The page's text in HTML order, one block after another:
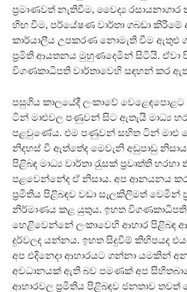
ප‍්‍රමාණවත් නැතිවීම, වෛද්‍ය
හිඟ වීම, පර්යේෂණ වාර්තා ගබඩා කිරීමේ
කාර්යාලීය උපකරණ නොමැති වීම ඇතුළු
ප‍්‍රමිති ආයතනය මුහුණදෙමින් සිටියි. ඒවා
විගණකාධිපති වාර්තාවෙහි සඳහන් කර
පසුගිය කාලයේදී ලංකාවේ
ටින් මාළුවල පණුවන් සිට ඇතැයි මාධ්‍ය
පළවුණේය. එම පණුවන් සහිත ටින් මාළු
නිදහස් වී ඇත්තේද මෙවැනි අඩුපාඩු
පිළිබඳ මාධ්‍ය වාර්තා රැුසක් ප‍්‍රවෘත්ති හරහා
පළවෙන්නේද ඒ නිසාය. අප ආනයනය
ප‍්‍රමිතිය පිළිබඳව වඩා සැලකිලිමත් වෙමින්
නිර්මාණය කළ යුතුය. ඉහත විගණකාධිපති
හෙළිවෙන්නේ ලංකාවෙහි ආහාර පිළිබඳ
දුර්වලද යන්නය. ඉහත සිදුවීම් කිහිපයද
අප එදිනෙදා ආහාරයට ගන්නා යමකින්
අවධානයක් ඇති බව පමණක් අප
ආහාරවල ප‍්‍රමිතිය පිළිබඳව ජනතාව